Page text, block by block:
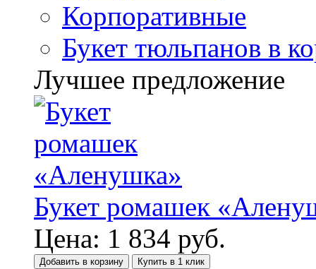
Корпоративные
Букет тюльпанов в
Лучшее предложение
Букет ромашек
Цена: 1 834 руб.
Добавить в корзину Купить в 1 клик